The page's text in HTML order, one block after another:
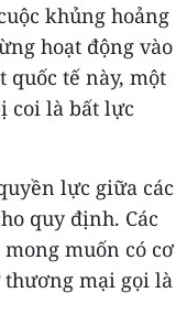
khủng hoảng
hoạt động vào
quốc tế này, một
coi là bất lực
lực giữa các
quy định. Các
muốn có cơ
mại gọi là